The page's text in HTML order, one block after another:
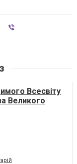
Всесвіту
Великого